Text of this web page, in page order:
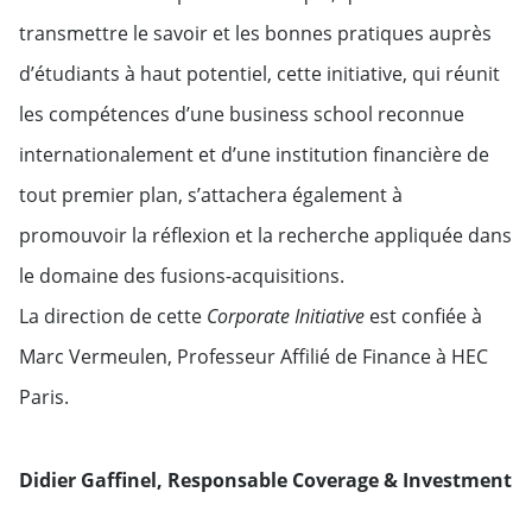
transmettre le savoir et les bonnes pratiques auprès
d’étudiants à haut potentiel, cette initiative, qui réunit
les compétences d’une business school reconnue
internationalement et d’une institution financière de
tout premier plan, s’attachera également à
promouvoir la réflexion et la recherche appliquée dans
le domaine des fusions-acquisitions.
La direction de cette Corporate Initiative est confiée à
Marc Vermeulen, Professeur Affilié de Finance à HEC
Paris.
Didier Gaffinel, Responsable Coverage & Investment